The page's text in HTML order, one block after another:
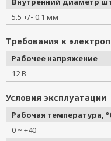
5.5 +/- 0.1 мм
Требования к
Рабочее напряжение
12 В
Условия эксплуатации
Рабочая температура,
0 ~ +40